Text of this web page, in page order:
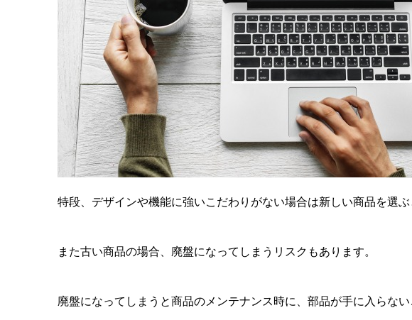
特段、デザインや機能に強いこだわりがない場合は新しい商品を選ぶ
また古い商品の場合、廃盤になってしまうリスクもあります。
廃盤になってしまうと商品のメンテナンス時に、部品が手に入らない